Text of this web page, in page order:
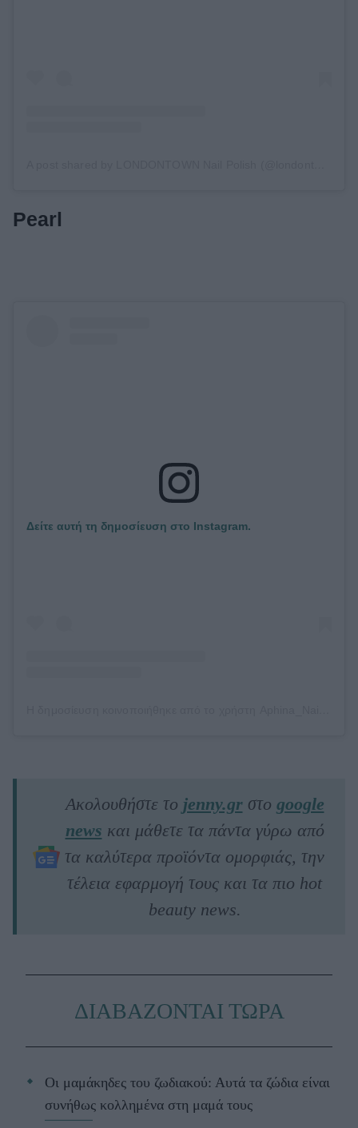
Pearl
Δείτε αυτή τη δημοσίευση στο Instagram.
Ακολουθήστε το jenny.grστο google
news και μάθετε τα πάντα γύρω από
τα καλύτερα προϊόντα ομορφιάς, την
τέλεια εφαρμογή τους και τα πιο hot
beauty news.
ΔΙΑΒΑΖΟΝΤΑΙ ΤΩΡΑ
Οι μαμάκηδες του ζωδιακού: Αυτά τα ζώδια είναι
συνήθως κολλημένα στη μαμά τους